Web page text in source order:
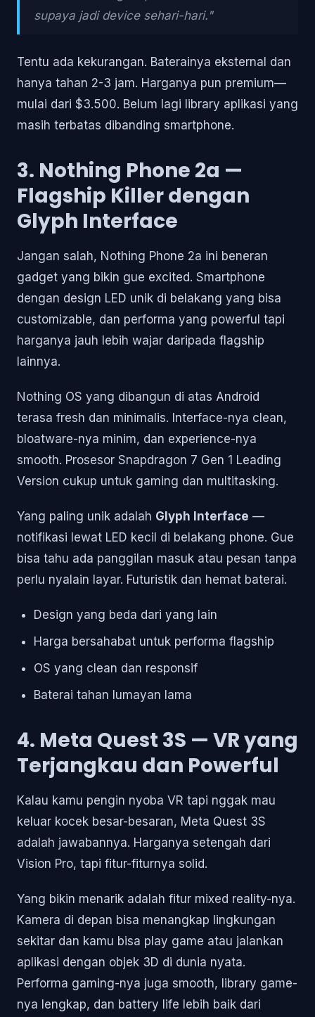
supaya jadi device sehari-hari."
Tentu ada kekurangan. Baterainya eksternal dan
hanya tahan 2-3 jam. Harganya pun premium—
mulai dari $3.500. Belum lagi library aplikasi yang
masih terbatas dibanding smartphone.
3. Nothing Phone 2a —
Flagship Killer dengan
Glyph Interface
Jangan salah, Nothing Phone 2a ini beneran
gadget yang bikin gue excited. Smartphone
dengan design LED unik di belakang yang bisa
customizable, dan performa yang powerful tapi
harganya jauh lebih wajar daripada flagship
lainnya.
Nothing OS yang dibangun di atas Android
terasa fresh dan minimalis. Interface-nya clean,
bloatware-nya minim, dan experience-nya
smooth. Prosesor Snapdragon 7 Gen 1 Leading
Version cukup untuk gaming dan multitasking.
Yang paling unik adalah Glyph Interface —
notifikasi lewat LED kecil di belakang phone. Gue
bisa tahu ada panggilan masuk atau pesan tanpa
perlu nyalain layar. Futuristik dan hemat baterai.
Design yang beda dari yang lain
Harga bersahabat untuk performa flagship
OS yang clean dan responsif
Baterai tahan lumayan lama
4. Meta Quest 3S — VR yang
Terjangkau dan Powerful
Kalau kamu pengin nyoba VR tapi nggak mau
keluar kocek besar-besaran, Meta Quest 3S
adalah jawabannya. Harganya setengah dari
Vision Pro, tapi fitur-fiturnya solid.
Yang bikin menarik adalah fitur mixed reality-nya.
Kamera di depan bisa menangkap lingkungan
sekitar dan kamu bisa play game atau jalankan
aplikasi dengan objek 3D di dunia nyata.
Performa gaming-nya juga smooth, library game-
nya lengkap, dan battery life lebih baik dari